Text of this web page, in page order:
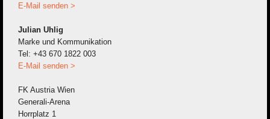
E-Mail senden >
Julian Uhlig
Marke und Kommunikation
Tel: +43 670 1822 003
E-Mail senden >
FK Austria Wien
Generali-Arena
Horrplatz 1